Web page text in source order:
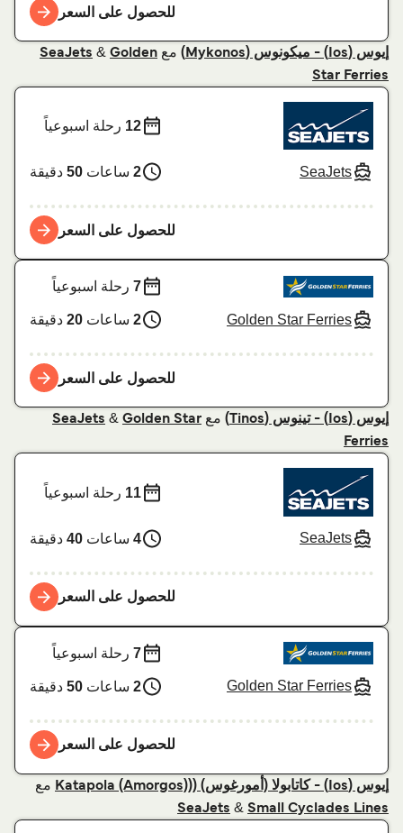
للحصول على السعر
إيوس (Ios) - ميكونوس (Mykonos) مع SeaJets &Golden
Star Ferries
SeaJets
12رحلة اسبوعياً
2 ساعات50دقيقة
للحصول على السعر
Golden Star Ferries
7رحلة اسبوعياً
2 ساعات20دقيقة
للحصول على السعر
إيوس (Ios) - تينوس (Tinos) مع SeaJets &Golden Star
Ferries
SeaJets
11رحلة اسبوعياً
4 ساعات40دقيقة
للحصول على السعر
Golden Star Ferries
7رحلة اسبوعياً
2 ساعات50دقيقة
للحصول على السعر
إيوس (Ios) - كاتابولا (أمورغوس) ((Katapola (Amorgos) مع
SeaJets &Small Cyclades Lines